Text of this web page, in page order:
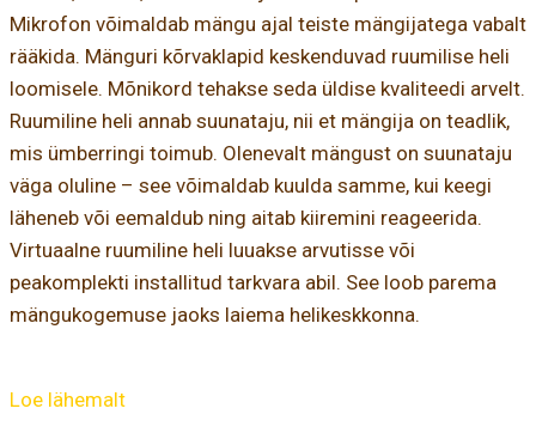
Mikrofon võimaldab mängu ajal teiste mängijatega vabalt
rääkida. Mänguri kõrvaklapid keskenduvad ruumilise heli
loomisele. Mõnikord tehakse seda üldise kvaliteedi arvelt.
Ruumiline heli annab suunataju, nii et mängija on teadlik,
mis ümberringi toimub. Olenevalt mängust on suunataju
väga oluline – see võimaldab kuulda samme, kui keegi
läheneb või eemaldub ning aitab kiiremini reageerida.
Virtuaalne ruumiline heli luuakse arvutisse või
peakomplekti installitud tarkvara abil. See loob parema
mängukogemuse jaoks laiema helikeskkonna.
Loe lähemalt